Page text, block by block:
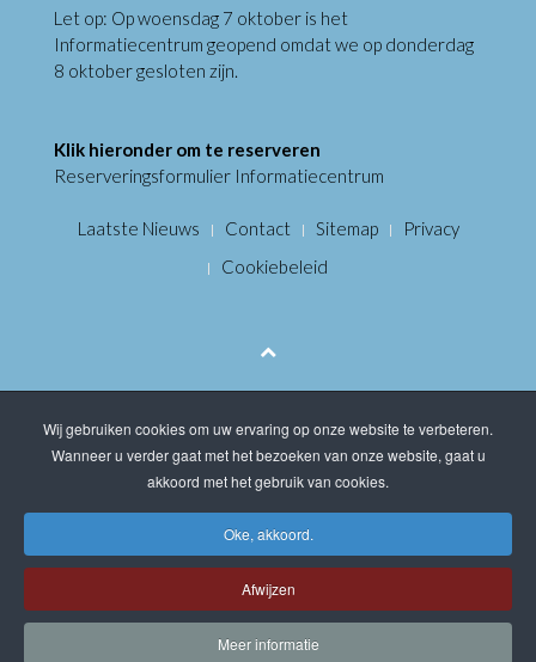
Let op: Op woensdag 7 oktober is het
Informatiecentrum geopend omdat we op donderdag
8 oktober gesloten zijn.
Klik hieronder om te reserveren
Reserveringsformulier Informatiecentrum
Laatste Nieuws Contact Sitemap
Privacy
Cookiebeleid
Wij gebruiken cookies om uw ervaring op onze website te verbeteren.
Wanneer u verder gaat met het bezoeken van onze website, gaat u
akkoord met het gebruik van cookies.
Oke, akkoord.
Afwijzen
Meer informatie